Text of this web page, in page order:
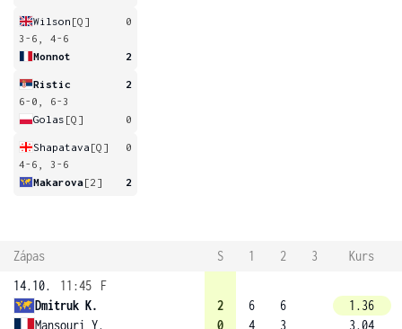
Wilson [Q]
0
3-6, 4-6
Monnot
2
Ristic
2
6-0, 6-3
Golas [Q] 0
Shapatava [Q]
0
4-6, 3-6
Makarova[2] 2
Zápas S 1 2 3
Kurs
14.10.
11:45
F
Dmitruk K.
Mansouri Y.
2
0
6
4
6
3
1.36
3.04